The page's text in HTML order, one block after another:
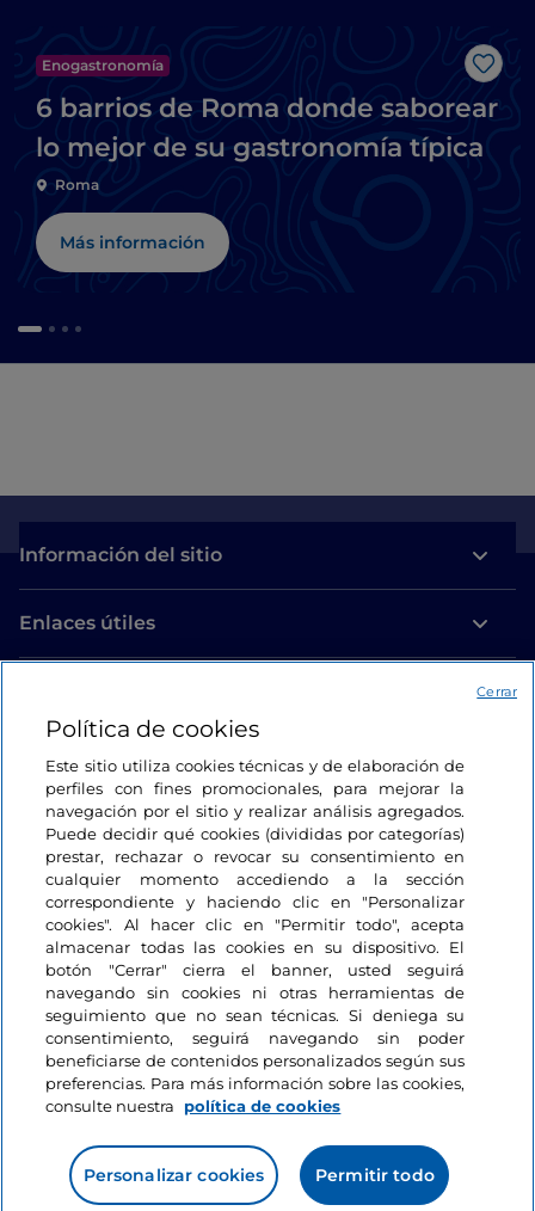
Me
Enogastronomía
6 barrios de Roma donde saborear
lo mejor de su gastronomía típica
Roma
Más información
Información del sitio
Enlaces útiles
Estamos en contacto
Política de cookies
Este sitio utiliza cookies técnicas y de elaboración de
perfiles con fines promocionales, para mejorar la
navegación por el sitio y realizar análisis agregados.
Puede decidir qué cookies (divididas por categorías)
prestar, rechazar o revocar su consentimiento en
cualquier momento accediendo a la sección
correspondiente y haciendo clic en "Personalizar
cookies". Al hacer clic en "Permitir todo", acepta
almacenar todas las cookies en su dispositivo. El
botón "Cerrar" cierra el banner, usted seguirá
navegando sin cookies ni otras herramientas de
seguimiento que no sean técnicas. Si deniega su
consentimiento, seguirá navegando sin poder
beneficiarse de contenidos personalizados según sus
preferencias. Para más información sobre las cookies,
consulte nuestra
política de cookies
Personalizar cookies Permitir todo
Cerrar